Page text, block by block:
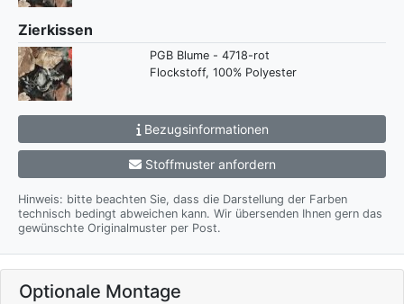
Zierkissen
PGB Blume - 4718-rot
Flockstoff, 100% Polyester
Bezugsinformationen
Stoffmuster anfordern
Hinweis: bitte beachten Sie, dass die Darstellung der Farben
technisch bedingt abweichen kann. Wir übersenden Ihnen gern das
gewünschte Originalmuster per Post.
Optionale Montage